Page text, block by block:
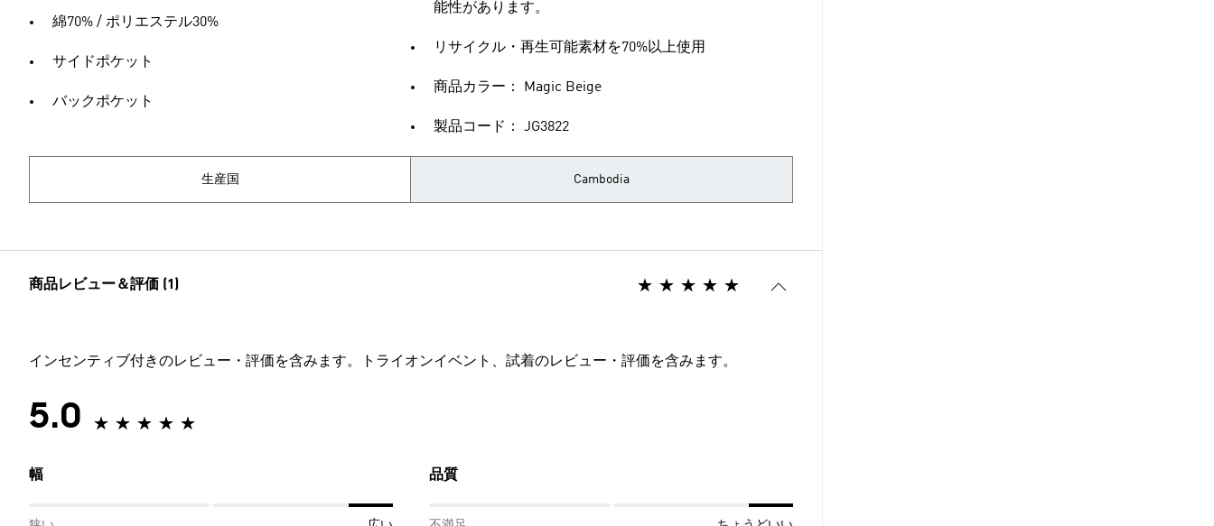
綿70% / ポリエステル30%
サイドポケット
バックポケット
能性があります。
リサイクル・再生可能素材を70%以上使用
商品カラー： Magic Beige
製品コード： JG3822
生産国 Cambodia
商品レビュー＆評価 (1)
インセンティブ付きのレビュー・評価を含みます。トライオンイベント、試着のレビュー・評価を含みます。
5.0
幅 品質